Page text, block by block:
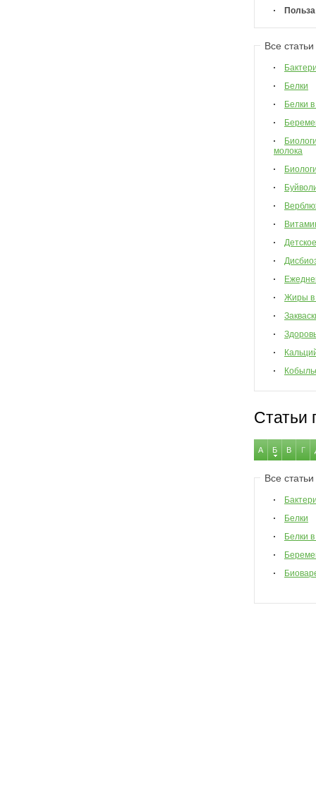
Все
Белки
Белки
молока
Жиры в
Статьи
А Б В Г
Все
Белки
Белки